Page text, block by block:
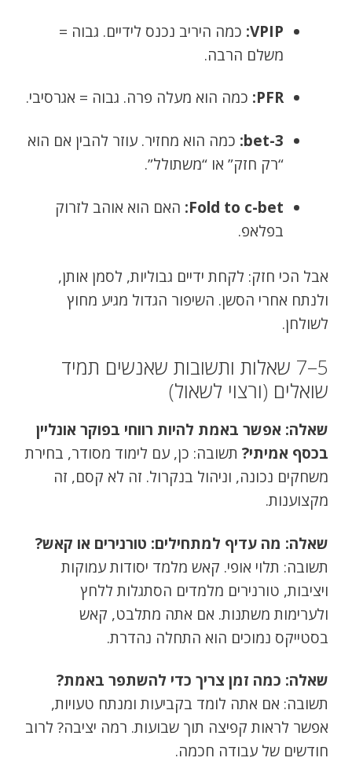
VPIP: כמה היריב נכנס לידיים. גבוה =
משלם הרבה.
PFR: כמה הוא מעלה פרה. גבוה = אגרסיבי.
3-bet:
כמה הוא מחזיר. עוזר להבין אם הוא
“רק חזק” או “משתולל”.
Fold to c-bet: האם הוא אוהב לזרוק
בפלאפ.
אבל הכי חזק: לקחת ידיים גבוליות, לסמן אותן,
ולנתח אחרי הסשן. השיפור הגדול מגיע מחוץ
לשולחן.
5–7 שאלות ותשובות שאנשים תמיד
שואלים (ורצוי לשאול)
שאלה: אפשר באמת להיות רווחי בפוקר אונליין
בכסף אמיתי? תשובה: כן, עם לימוד מסודר, בחירת
משחקים נכונה, וניהול בנקרול. זה לא קסם, זה
מקצוענות.
שאלה: מה עדיף למתחילים: טורנירים או קאש?
תשובה: תלוי אופי. קאש מלמד יסודות עמוקות
ויציבות, טורנירים מלמדים הסתגלות ללחץ
ולערימות משתנות. אם אתה מתלבט, קאש
בסטייקס נמוכים הוא התחלה נהדרת.
שאלה: כמה זמן צריך כדי להשתפר באמת?
תשובה: אם אתה לומד בקביעות ומנתח טעויות,
אפשר לראות קפיצה תוך שבועות. רמה יציבה? לרוב
חודשים של עבודה חכמה.